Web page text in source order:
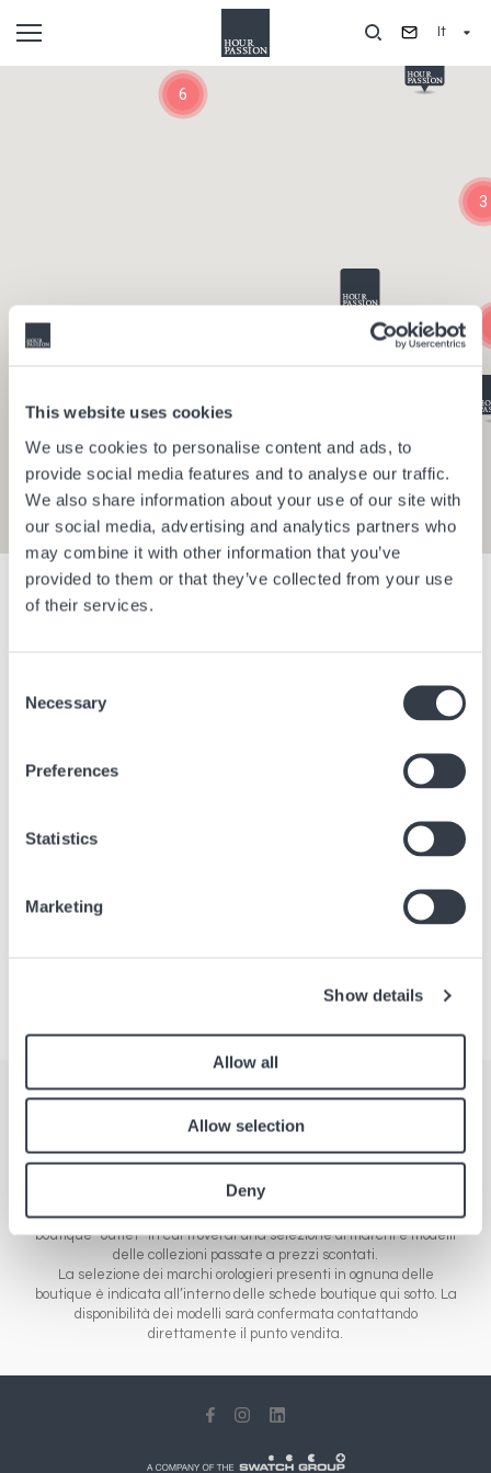
This website uses cookies
We use cookies to personalise content and ads, to
provide social media features and to analyse our traffic.
We also share information about your use of our site with
our social media, advertising and analytics partners who
may combine it with other information that you’ve
provided to them or that they’ve collected from your use
of their services.
Selection
Necessary
Preferences
Statistics
Marketing
Show details
Allow all
Allow selection
Deny
It
Trova i nostri punti vendita in Europa, Asia e America. La nostra
aeroportuali che distribuiscono le novità dei marchi di orologeria e
gioielleria, dalla fascia economica alla gamma di lusso, e le
boutique “outlet” in cui troverai una selezione di marchi e modelli
delle collezioni passate a prezzi scontati.
La selezione dei marchi orologieri presenti in ognuna delle
boutique è indicata all’interno delle schede boutique qui sotto. La
disponibilità dei modelli sarà confermata contattando
direttamente il punto vendita.
Mostra i filtri
Berlino Germania Berlino
6
3